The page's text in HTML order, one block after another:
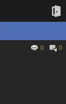
0 0